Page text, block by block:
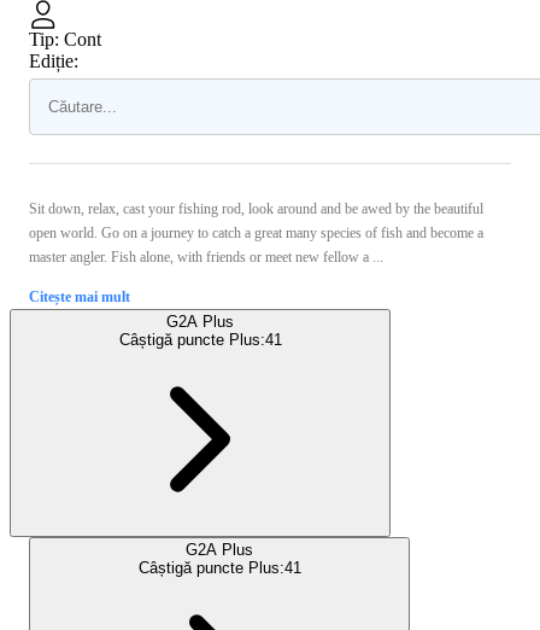
Tip: Cont
Ediție:
Sit down, relax, cast your fishing rod, look around and be awed by the beautiful
open world. Go on a journey to catch a great many species of fish and become a
master angler. Fish alone, with friends or meet new fellow a ...
Citește mai mult
G2A Plus
Câștigă puncte Plus:41
G2A Plus
Câștigă puncte Plus:41